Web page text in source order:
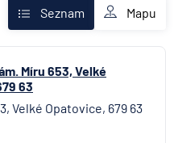
Seznam Mapu
Míru 653, Velké
63
Velké Opatovice, 679 63